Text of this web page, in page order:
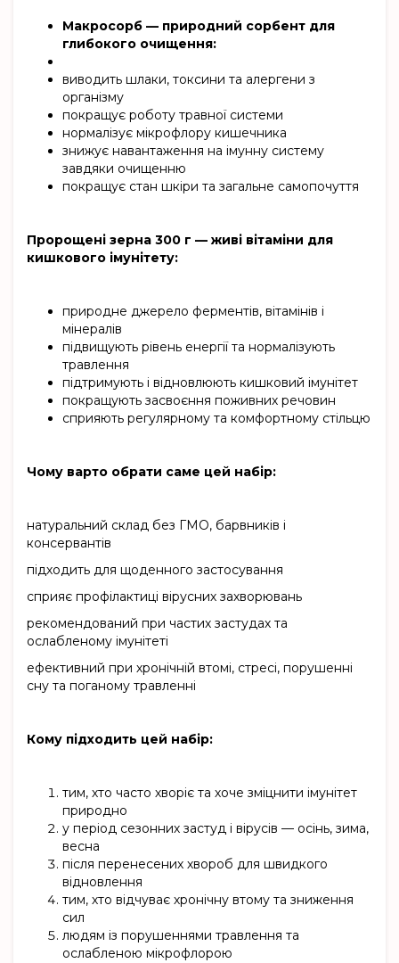
Макросорб — природний сорбент для
глибокого очищення:
виводить шлаки, токсини та алергени з
організму
покращує роботу травної системи
нормалізує мікрофлору кишечника
знижує навантаження на імунну систему
завдяки очищенню
покращує стан шкіри та загальне самопочуття
Пророщені зерна 300 г — живі вітаміни для
кишкового імунітету:
природне джерело ферментів, вітамінів і
мінералів
підвищують рівень енергії та нормалізують
травлення
підтримують і відновлюють кишковий імунітет
покращують засвоєння поживних речовин
сприяють регулярному та комфортному стільцю
Чому варто обрати саме цей набір:
натуральний склад без ГМО, барвників і
консервантів
підходить для щоденного застосування
сприяє профілактиці вірусних захворювань
рекомендований при частих застудах та
ослабленому імунітеті
ефективний при хронічній втомі, стресі, порушенні
сну та поганому травленні
Кому підходить цей набір:
тим, хто часто хворіє та хоче зміцнити імунітет
природно
у період сезонних застуд і вірусів — осінь, зима,
весна
після перенесених хвороб для швидкого
відновлення
тим, хто відчуває хронічну втому та зниження
сил
людям із порушеннями травлення та
ослабленою мікрофлорою